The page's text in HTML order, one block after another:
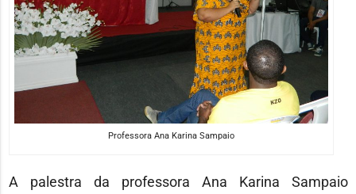
Professora Ana Karina Sampaio
A palestra da professora Ana Karina Sampaio